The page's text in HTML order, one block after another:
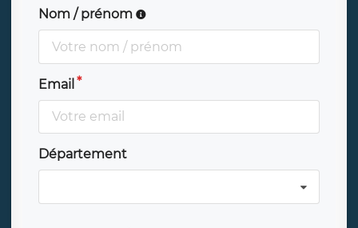
Nom / prénom
Email
Département